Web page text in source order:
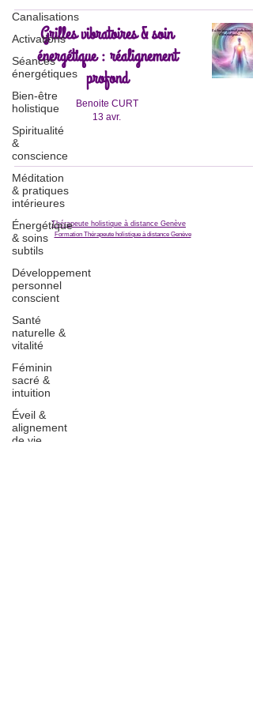
Canalisations
Activations
Séances
énergétiques
Bien-être
holistique
Spiritualité
&
conscience
Méditation
& pratiques
intérieures
Énergétique
& soins
subtils
Développement
personnel
conscient
Santé
naturelle &
vitalité
Féminin
sacré &
intuition
Éveil &
alignement
de vie
Grilles vibratoires & soin
énergétique : réalignement
profond
Benoite CURT
13 avr.
Formation Thérapeute holistique à distance Genève
Thérapeute holistique à distance Genève